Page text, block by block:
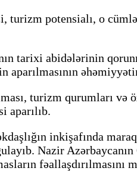
potensialı, o
tarixi abidələrinin
aparılmasının
turizm qurumları
aparılıb.
inkişafında
Nazir
fəallaşdırılmasını